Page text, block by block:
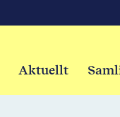
Aktuellt